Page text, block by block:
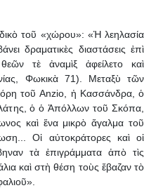
τοῦ «χώρου»: «Ἡ λεηλασία
δραματικὲς διαστάσεις ἐπὶ
τὲ ἀναμὶξ ἀφείλετο καὶ
Φωκικὰ 71). Μεταξὺ τῶν
τοῦ Anzio, ἡ Κασσάνδρα, ὁ
ὁ ὁ Ἀπόλλων τοῦ Σκόπα,
καὶ ἕνα μικρὸ ἄγαλμα τοῦ
Οἱ αὐτοκράτορες καὶ οἱ
τὰ ἐπιγράμματα ἀπὸ τὶς
καὶ στὴ θέση τοὺς ἔβαζαν τὸ